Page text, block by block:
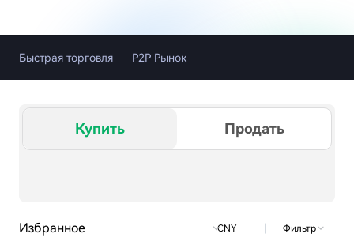
Быстрая торговля Р2Р Рынок
Купить Продать
Избранное CNY | Фильтр